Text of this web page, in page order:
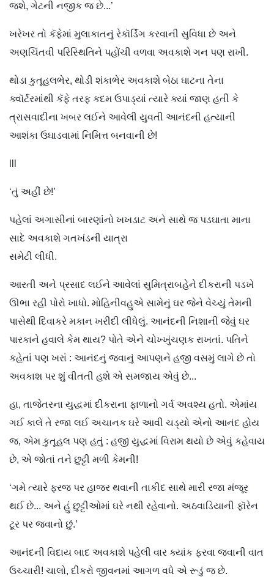
જશે, ગેટની નજીક જ છે...’
ખરેખર તો કૅફેમાં મુલાકાતનું રેકૉર્ડિંગ કરવાની સુવિધા છે અને
અણચિંતવી પરિસ્થિતિને પહોંચી વળવા અવકાશે ગન પણ રાખી.
થોડા કુતૂહલભેર, થોડી શંકાભેર અવકાશે બેઠા ઘાટના તેના
ક્વૉર્ટરમાંથી કૅફે તરફ કદમ ઉપાડ્યાં ત્યારે ક્યાં જાણ હતી કે
ત્રાસવાદીના ખબર લઈને આવેલી યુવતી આનંદની હત્યાની
આશંકા ઉઘાડવામાં નિમિત્ત બનવાની છે!
‘તું અહીં છે!’
પહેલાં અગાસીનાં બારણાંનો ખખડાટ અને સાથે જ પડઘાતા માના
સાદે અવકાશે ગતખંડની યાત્રા
સમેટી લીધી.
આરતી અને પ્રસાદ લઈને આવેલાં સુમિત્રાબહેને દીકરાની પડખે
ઊભા રહી પોરો ખાધો. મોહિનીવહુએ સામેનું ઘર જેને વેચ્યું તેમની
પાસેથી દિવાકરે મકાન ખરીદી લીધેલું. આનંદની નિશાની જેવું ઘર
પારકાને હવાલે કેમ થાય? પોતે એને ચોખ્ખુંચણક રાખતાં. પતિને
કહેતાં પણ ખરાં : આનંદનું જવાનું આપણને હજી વસમું લાગે છે તો
અવકાશ પર શું વીતતી હશે એ સમજાય એવું છે...
હા, તાજેતરના યુદ્ધમાં દીકરાના ફાળાનો ગર્વ અવશ્ય હતો. એમાંય
ગઈ કાલે તે રજા લઈ અચાનક ઘરે આવી ચડ્યો એનો આનંદ હોય
જ, એમ કુતૂહલ પણ હતું : હજી યુદ્ધમાં વિરામ થયો છે એવું કહેવાય
છે, એ જોતાં તને છુટ્ટી મળી કેમની!
‘ગમે ત્યારે ફરજ પર હાજર થવાની તાકીદ સાથે મારી રજા મંજૂર
થઈ છે... અને હું છુટ્ટીઓમાં ઘરે નથી રહેવાનો. અઠવાડિયાની ફૉરેન
ટૂર પર જવાનો છું.’
આનંદની વિદાય બાદ અવકાશે પહેલી વાર ક્યાંક ફરવા જવાની વાત
ઉચ્ચારી! ચાલો, દીકરો જીવનમાં આગળ વધે એ રૂડું જ છે.